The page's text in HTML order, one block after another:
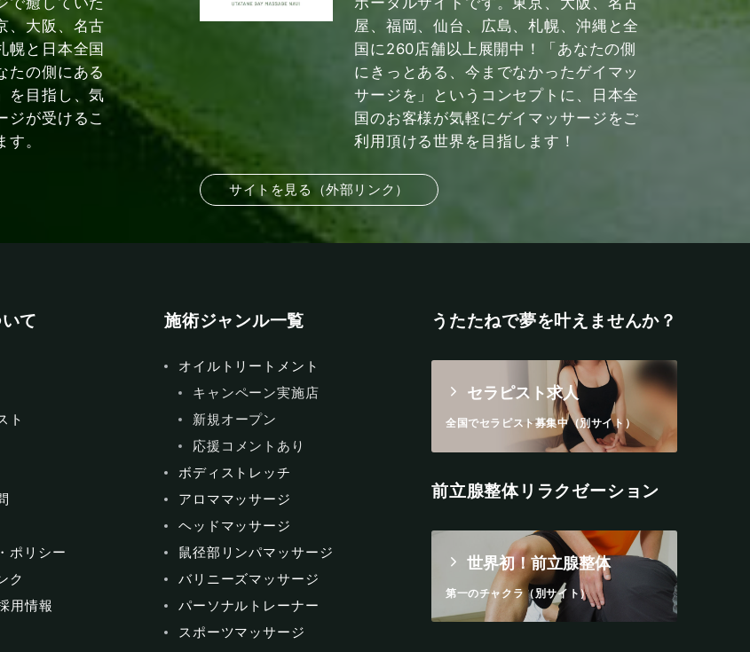
、大阪、名古
幌と日本全国
たの側にある
を目指し、気
ジが受けるこ
。
屋、福岡、仙台、広島、札幌、沖縄と全
国に260店舗以上展開中！「あなたの側
にきっとある、今までなかったゲイマッ
サージを」というコンセプトに、日本全
国のお客様が気軽にゲイマッサージをご
利用頂ける世界を目指します！
サイトを見る（外部リンク）
て
ト
ポリシー
ク
用情報
施術ジャンル一覧
オイルトリートメント
キャンペーン実施店
新規オープン
応援コメントあり
ボディストレッチ
アロママッサージ
ヘッドマッサージ
鼠径部リンパマッサージ
バリニーズマッサージ
パーソナルトレーナー
スポーツマッサージ
うたたねで夢を叶えませんか？
セラピスト求人
全国でセラピスト募集中（別サイト）
前立腺整体リラクゼーション
世界初！前立腺整体
第一のチャクラ（別サイト）